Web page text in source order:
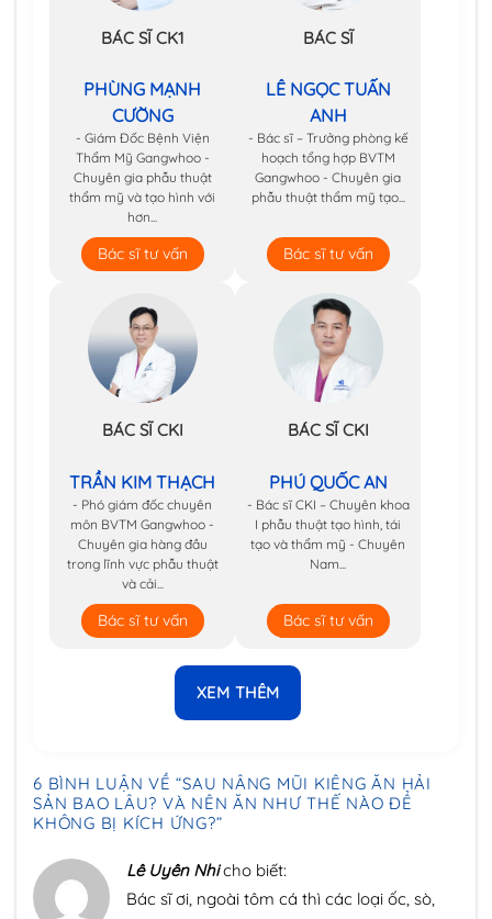
BÁC SĨ CK1
PHÙNG MẠNH
CƯỜNG
- Giám Đốc Bệnh Viện
Thẩm Mỹ Gangwhoo -
Chuyên gia phẫu thuật
thẩm mỹ và tạo hình với
hơn...
Bác sĩ tư vấn
BÁC SĨ
LÊ NGỌC TUẤN
ANH
- Bác sĩ – Trưởng phòng kế
hoạch tổng hợp BVTM
Gangwhoo - Chuyên gia
phẫu thuật thẩm mỹ tạo...
Bác sĩ tư vấn
BÁC SĨ CKI
TRẦN KIM THẠCH
- Phó giám đốc chuyên
môn BVTM Gangwhoo -
Chuyên gia hàng đầu
trong lĩnh vực phẫu thuật
và cải...
Bác sĩ tư vấn
BÁC SĨ CKI
PHÚ QUỐC AN
- Bác sĩ CKI – Chuyên khoa
I phẫu thuật tạo hình, tái
tạo và thẩm mỹ - Chuyên
Nam...
Bác sĩ tư vấn
XEM THÊM
6 BÌNH LUẬN VỀ “SAU NÂNG MŨI KIÊNG ĂN HẢI
SẢN BAO LÂU? VÀ NÊN ĂN NHƯ THẾ NÀO ĐỂ
KHÔNG BỊ KÍCH ỨNG?”
Lê Uyên Nhi cho biết:
Bác sĩ ơi, ngoài tôm cá thì các loại ốc, sò,